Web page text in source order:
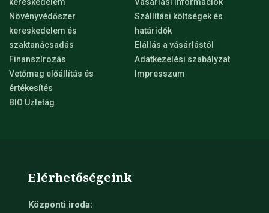
Növényvédőszer
kereskedelem és
szaktanácsadás
Finanszírozás
Vetőmag előállítás és
értékesítés
BIO Üzletág
Szállítási költségek és
határidők
Elállás a vásárlástól
Adatkezelési szabályzat
Impresszum
Elérhetőségeink
Központi iroda: